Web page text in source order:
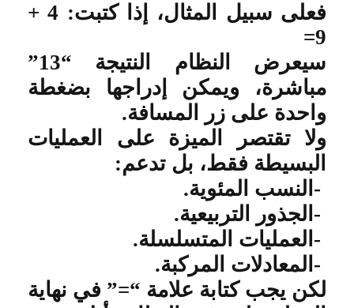
فعلى سبيل المثال، إذا كتبت: 4 +
9
=
سيعرض النظام النتيجة “13”
مباشرة، ويمكن إدراجها بضغطة
واحدة على زر المسافة.
ولا تقتصر الميزة على العمليات
البسيطة فقط، بل تدعم:
- النسب المئوية.
- الجذور التربيعية.
- العمليات المتسلسلة.
- المعادلات المركبة.
لكن يجب كتابة علامة “=” في نهاية